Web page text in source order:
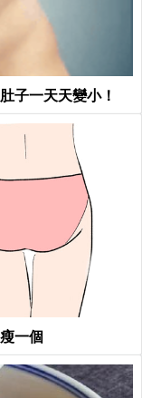
子一天天變小！
一個